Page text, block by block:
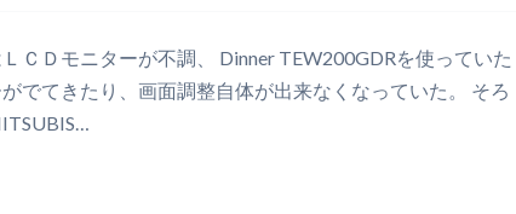
ＣＤモニターが不調、 Dinner TEW200GDRを使っていた
でてきたり、画面調整自体が出来なくなっていた。 そろ